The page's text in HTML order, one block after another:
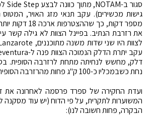
גישות מכשירים). עקב תנאי מזג האויר,
מספר דקות, כך
את רזרבת הנתיב. בפיינל הצוות לא גילה קשר
דלק, מחשש לנחיתה מתחת לרזרבה הסופית.
נחת כשבמכליו כ-100 ק"ג פחות מהרזרבה הסופית.
ועדת החקירה של ספרד פרסמה לאחרונה את
המשוערות לתקרית, על פי הדוח (יש עוד מסקנה
הבקרה, פחות חשובה לנו):